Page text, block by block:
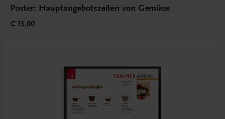
Poster: Hauptangebotszeiten von Gemüse
€ 15,00